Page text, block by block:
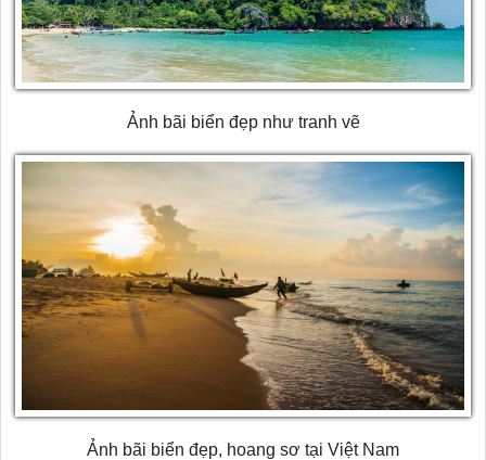
Ảnh bãi biển đẹp như tranh vẽ
Ảnh bãi biển đẹp, hoang sơ tại Việt Nam